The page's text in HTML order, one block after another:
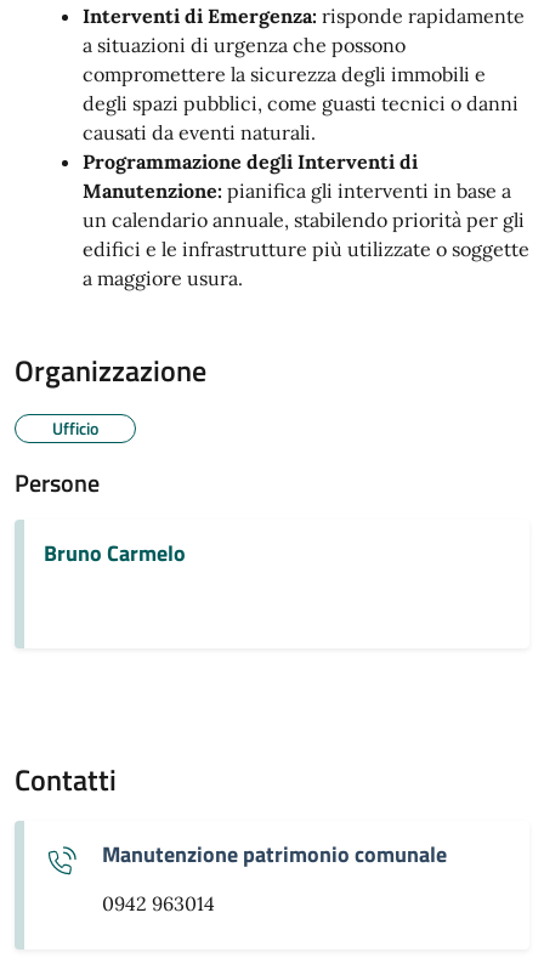
Interventi di Emergenza: risponde rapidamente
a situazioni di urgenza che possono
compromettere la sicurezza degli immobili e
degli spazi pubblici, come guasti tecnici o danni
causati da eventi naturali.
Programmazione degli Interventi di
Manutenzione: pianifica gli interventi in base a
un calendario annuale, stabilendo priorità per gli
edifici e le infrastrutture più utilizzate o soggette
a maggiore usura.
Organizzazione
Ufficio
Persone
Bruno Carmelo
Contatti
Manutenzione patrimonio comunale
0942 963014